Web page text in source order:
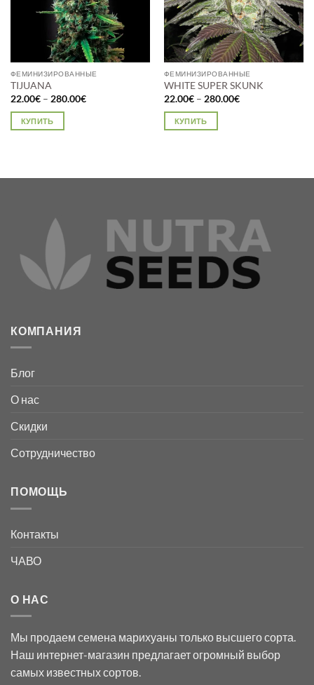
ФЕМИНИЗИРОВАННЫЕ
TIJUANA
22.00€ – 280.00€Диапазон
КУПИТЬ
несколько
выбрать
на
странице
товара.
ФЕМИНИЗИРОВАННЫЕ
WHITE SUPER SKUNK
22.00€ – 280.00€Диапазон
КУПИТЬ
несколько
можно
на
странице
товара.
КОМПАНИЯ
Блог
О нас
Скидки
Сотрудничество
ПОМОЩЬ
Контакты
ЧАВО
О НАС
Мы продаем семена марихуаны только высшего сорта.
Наш интернет-магазин предлагает огромный выбор
самых известных сортов.